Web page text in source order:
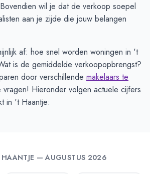
wil je dat de verkoop soepel
aan je zijde die jouw belangen
af: hoe snel worden woningen in 't
is de gemiddelde verkoopopbrengst?
door verschillende makelaars te
Hieronder volgen actuele cijfers
in 't Haantje:
—AUGUSTUS 2026